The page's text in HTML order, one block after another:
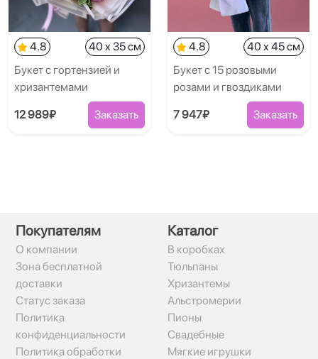
4.8
40 x 35 см
Букет с гортензией и
хризантемами
12 989₽ Заказать
4.8
40 x 45 см
Букет с 15 розовыми
розами и гвоздиками
7 947₽ Заказать
Покупателям
О компании
Зона бесплатной
доставки
Статус заказа
Политика
конфиденциальности
Политика обработки
Каталог
В коробках
Тюльпаны
Хризантемы
Альстромерии
Пионы
Свадебные
Мягкие игрушки